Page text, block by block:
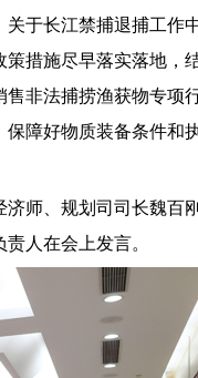
于长江禁捕退捕工作
措施尽早落实落地，
非法捕捞渔获物专项
障好物质装备条件和
师、规划司司长魏百
人在会上发言。